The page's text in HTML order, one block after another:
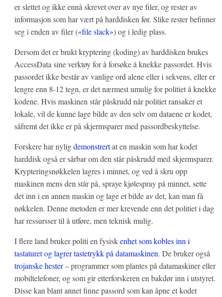
er slettet og ikke ennå skrevet over av nye filer, og rester av
informasjon som har vært på harddisken før. Slike rester befinner
seg i enden av filer («file slack») og i ledig plass.
Dersom det er brukt kryptering (koding) av harddisken brukes
AccessData sine verktøy for å forsøke å knekke passordet. Hvis
passordet ikke består av vanlige ord alene eller i sekvens, eller er
lengre enn 8-12 tegn, er det nærmest umulig for politiet å knekke
kodene. Hvis maskinen står påskrudd når politiet ransaker et
lokale, vil de kunne lage bilde av den selv om dataene er kodet,
såfremt det ikke er på skjermsparer med passordbeskyttelse.
Forskere har nyligdemonstrertat en maskin som har kodet
harddisk også er sårbar om den står påskrudd med skjermsparer.
Krypteringsnøkkelen lagres i minnet, og ved å skru opp
maskinen mens den står på, spraye kjølespray på minnet, sette
det inn i en annen maskin og lage et bilde av det, kan man få
nøkkelen. Denne metoden er mer krevende enn det politiet i dag
har ressursser til å utføre, men teknisk mulig.
I flere land bruker politi en fysiskenhet som kobles inn i
tastaturet og lagrer tastetrykk på datamaskinen. De bruker også
trojanske hester– programmer som plantes på datamaskiner eller
mobiltelefoner, og som gir etterforskeren en bakdør inn i utstyret.
Disse kan blant annet finne passord som kan åpne et kodet